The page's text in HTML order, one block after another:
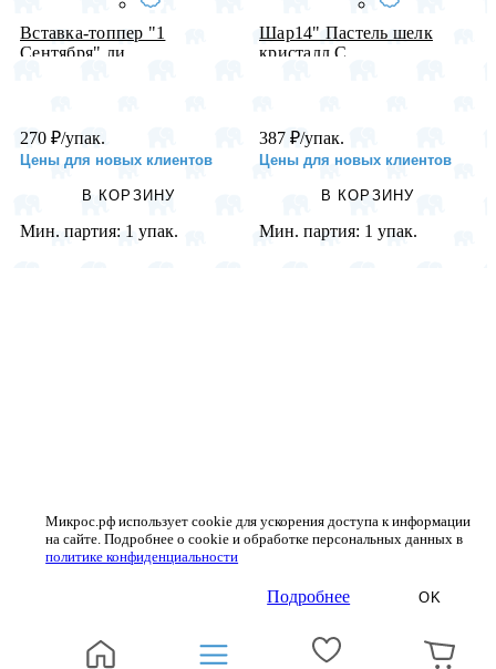
Вставка-топпер "1
Сентября" ли...
270 ₽/упак.
Цены для новых клиентов
В КОРЗИНУ
Мин. партия: 1 упак.
Шар14" Пастель шелк
кристалл С...
387 ₽/упак.
Цены для новых клиентов
В КОРЗИНУ
Мин. партия: 1 упак.
Микрос.рф использует cookie для ускорения доступа к информации
на сайте. Подробнее о cookie и обработке персональных данных в
политике конфиденциальности
Подробнее OK